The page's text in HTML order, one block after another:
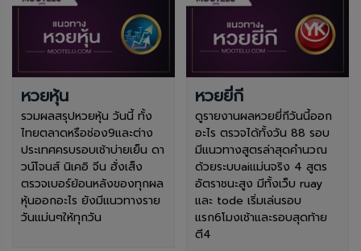
หวยหุ้น
รวมผลสรุปหวยหุ้น วันนี้ ทั้ง
ไทยตลาดหรือช่อง9และต่าง
ประเทศครบรอบเช้าบ่ายเย็น ดา
วน์โจนส์ นิเคอิ จีน ฮั่งเส็ง
ตรวจเบอร์ย้อนหลังของทุกผล
หุ้นออกอะไร ยังมีแนวทางราย
วันแม่นๆให้ทุกวัน
หวยยี่กี
ดูรายงานผลหวยยี่กีวันนี้ออก
อะไร ตรวจได้ทั้งวัน 88 รอบ
มีแนวทางสูตรล่าสุดคำนวณ
ด้วยระบบaiแม่นจริง 4 สูตร
อัตราชนะสูง มีทั้งเว็บ ruay
และ tode เริ่มเล่นรอบ
แรก6โมงเช้าและรอบสุดท้าย
ตี4